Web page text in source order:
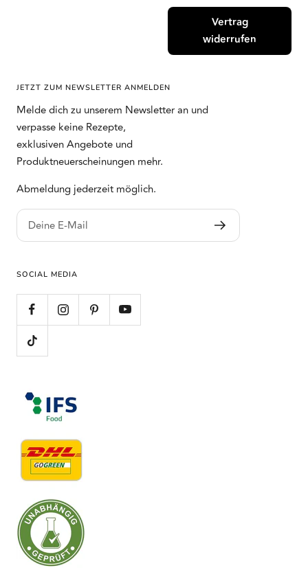
Vertrag
widerrufen
JETZT ZUM NEWSLETTER ANMELDEN
Melde dich zu unserem Newsletter an und
verpasse keine Rezepte,
exklusiven Angebote und
Produktneuerscheinungen mehr.
Abmeldung jederzeit möglich.
Deine E-Mail
SOCIAL MEDIA